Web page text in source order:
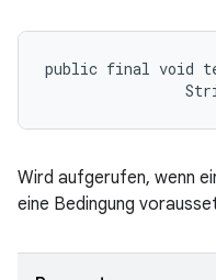
public final void
Wird aufgerufen, wenn
eine Bedingung